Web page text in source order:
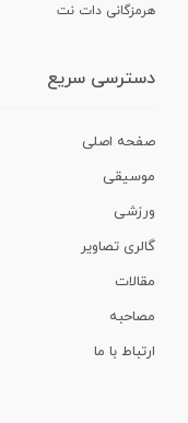
هرمزگانی دات نت
دسترسی سریع
صفحه اصلی
موسیقی
ورزشی
گالری تصاویر
مقالات
مصاحبه
ارتباط با ما